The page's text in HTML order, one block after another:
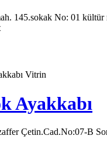
145.sokak No: 01 kültür
Vitrin
Ayakkabı
Çetin.Cad.No:07-B